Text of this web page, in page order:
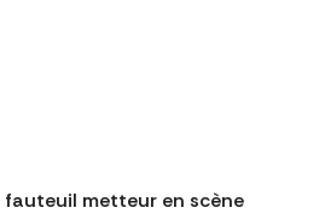
metteur en scène